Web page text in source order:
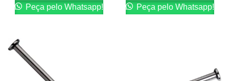
Peça pelo Whatsapp! Peça pelo Whatsapp!